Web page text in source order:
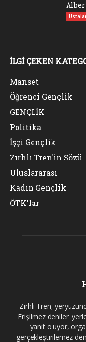
İLGİ ÇEKEN
Manset
Öğrenci Gençlik
GENÇLİK
Politika
İşçi Gençlik
Zırhlı Tren'in Sözü
Uluslararası
Kadın Gençlik
ÖTK'lar
Zırhlı Tren,
Erişilmez denilen
yanıt oluyor,
gerçekleştirilemez